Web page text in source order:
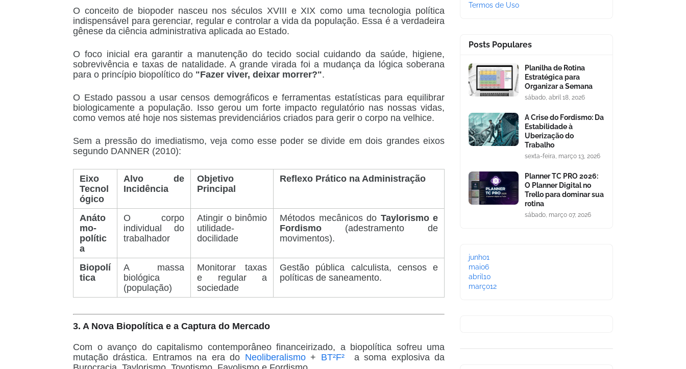
O conceito de biopoder nasceu nos séculos XVIII e XIX como uma tecnologia política
indispensável para gerenciar, regular e controlar a vida da população. Essa é a verdadeira
gênese da ciência administrativa aplicada ao Estado.
O foco inicial era garantir a manutenção do tecido social cuidando da saúde, higiene,
sobrevivência e taxas de natalidade. A grande virada foi a mudança da lógica soberana
para o princípio biopolítico do "Fazer viver, deixar morrer?".
O Estado passou a usar censos demográficos e ferramentas estatísticas para equilibrar
biologicamente a população. Isso gerou um forte impacto regulatório nas nossas vidas,
como vemos até hoje nos sistemas previdenciários criados para gerir o corpo na velhice.
Sem a pressão do imediatismo, veja como esse poder se divide em dois grandes eixos
segundo DANNER (2010):
Eixo
Tecnol
ógico
Alvo de
Incidência
Objetivo
Principal
Reflexo Prático na Administração
Anáto
mo-
polític
a
O corpo
individual do
trabalhador
Atingir o binômio
utilidade-
docilidade
Métodos mecânicos do Taylorismo e
Fordismo (adestramento de
movimentos).
Biopolí
tica
A massa
biológica
(população)
Monitorar taxas
e regular a
sociedade
Gestão pública calculista, censos e
políticas de saneamento.
3. A Nova Biopolítica e a Captura do Mercado
Com o avanço do capitalismo contemporâneo financeirizado, a biopolítica sofreu uma
mutação drástica. Entramos na era do Neoliberalismo+ BT²F²
a soma explosiva da
Termos de Uso
Posts Populares
Planilha de Rotina
Estratégica para
Organizar a Semana
sábado, abril 18, 2026
A Crise do Fordismo: Da
Estabilidade à
Uberização do
Trabalho
sexta-feira, março 13, 2026
Planner TC PRO 2026:
O Planner Digital no
Trello para dominar sua
rotina
sábado, março 07, 2026
junho1
maio6
abril 10
março12